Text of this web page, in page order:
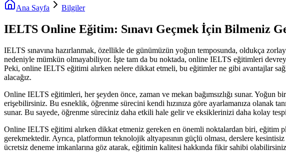
Ana Sayfa Bilgiler
IELTS Online Eğitim: Sınavı Geçmek İçin Bilmeniz
IELTS sınavına hazırlanmak, özellikle de günümüzün yoğun temposunda, oldukça
nedeniyle mümkün olmayabiliyor. İşte tam da bu noktada, online IELTS eğitimleri
Peki, online IELTS eğitimi alırken nelere dikkat etmeli, bu eğitimler ne gibi avantajlar
alacağız.
Online IELTS eğitimleri, her şeyden önce, zaman ve mekan bağımsızlığı sunar. Yoğun
erişebilirsiniz. Bu esneklik, öğrenme sürecini kendi hızınıza göre ayarlamanıza olanak
sunar. Bu sayede, öğrenme süreciniz daha etkili hale gelir ve eksiklerinizi daha kolay
Online IELTS eğitimi alırken dikkat etmeniz gereken en önemli noktalardan biri, eğitim
gerekmektedir. Ayrıca, platformun teknolojik altyapısının güçlü olması, derslere
ücretsiz deneme imkanlarına göz atarak, eğitimin kalitesi hakkında fikir sahibi